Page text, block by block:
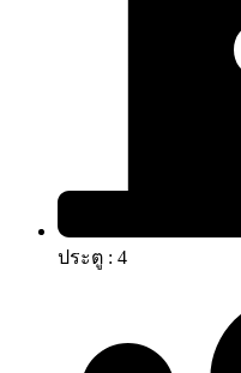
ประตู : 4